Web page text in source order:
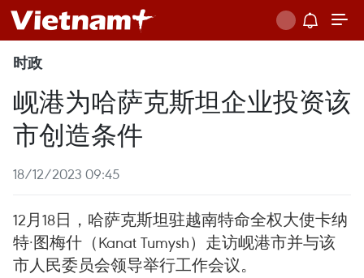
时政
岘港为哈萨克斯坦企业投资该
市创造条件
18/12/2023 09:45
12月18日，哈萨克斯坦驻越南特命全权大使卡纳
特·图梅什（Kanat Tumysh）走访岘港市并与该
市人民委员会领导举行工作会议。